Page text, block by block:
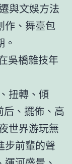
與文娛方法
作、舞臺包
吳橋雜技年
扭轉、傾
、擺佈、高
世界游玩無
步前輩的聲